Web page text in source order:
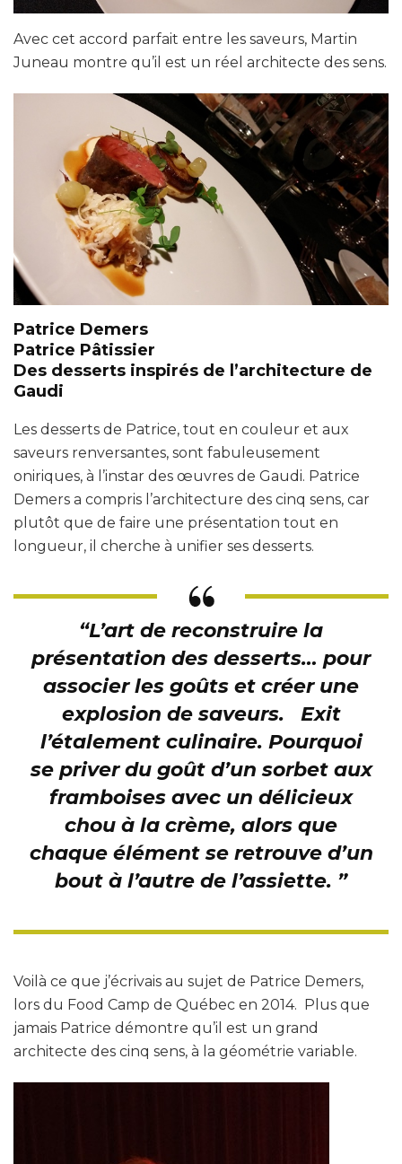
Avec cet accord parfait entre les saveurs, Martin
Juneau montre qu’il est un réel architecte des sens.
Patrice Demers
Patrice Pâtissier
Des desserts inspirés de l’architecture de
Gaudi
Les desserts de Patrice, tout en couleur et aux
saveurs renversantes, sont fabuleusement
oniriques, à l’instar des œuvres de Gaudi. Patrice
Demers a compris l’architecture des cinq sens, car
plutôt que de faire une présentation tout en
longueur, il cherche à unifier ses desserts.
“L’art de reconstruire la
présentation des desserts… pour
associer les goûts et créer une
explosion de saveurs. Exit
l’étalement culinaire. Pourquoi
se priver du goût d’un sorbet aux
framboises avec un délicieux
chou à la crème, alors que
chaque élément se retrouve d’un
bout à l’autre de l’assiette. ”
Voilà ce que j’écrivais au sujet de Patrice Demers,
lors du Food Camp de Québec en 2014. Plus que
jamais Patrice démontre qu’il est un grand
architecte des cinq sens, à la géométrie variable.